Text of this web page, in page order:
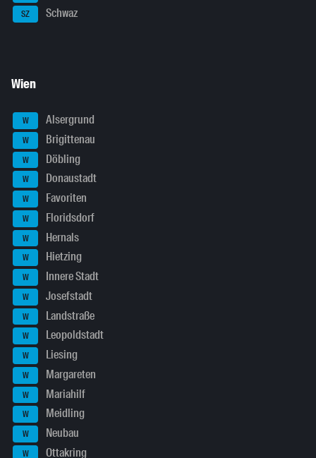
SZ Schwaz
Wien
W Alsergrund
W Brigittenau
W Döbling
W Donaustadt
W Favoriten
W Floridsdorf
W Hernals
W Hietzing
W Innere Stadt
W Josefstadt
W Landstraße
W Leopoldstadt
W Liesing
W Margareten
W Mariahilf
W Meidling
W Neubau
W Ottakring